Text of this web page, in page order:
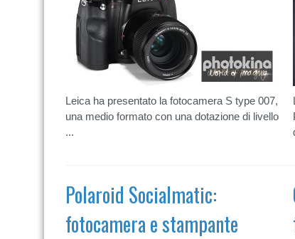
Leica ha presentato la fotocamera S type 007,
una medio formato con una dotazione di livello
...
Polaroid Socialmatic:
fotocamera e stampante